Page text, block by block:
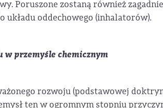
Poruszone zostaną również
oddechowego (inhalatorów).
w przemyśle chemicznym
rozwoju (podstawowej
ten w ogromnym stopniu